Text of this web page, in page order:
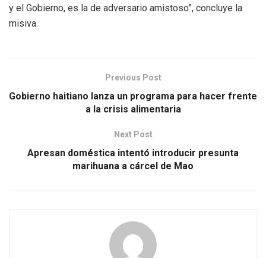
y el Gobierno, es la de adversario amistoso”, concluye la
misiva.
Previous Post
Gobierno haitiano lanza un programa para hacer frente
a la crisis alimentaria
Next Post
Apresan doméstica intentó introducir presunta
marihuana a cárcel de Mao